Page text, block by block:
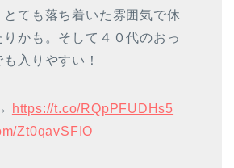
とても落ち着いた雰囲気で休
かも。そして４０代のおっ
入りやすい！
https://t.co/RQpPFUDHs5
Zt0qavSFIO